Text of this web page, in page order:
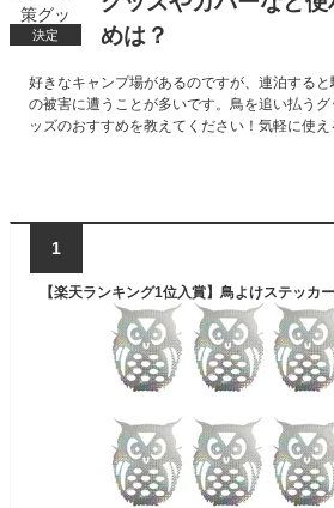
決定
めは？
好きなキャンプ場があるのですが、連泊する
の被害に遭うことが多いです。鳥を追い払う
ッズのおすすめを教えてください！気軽に使え
1